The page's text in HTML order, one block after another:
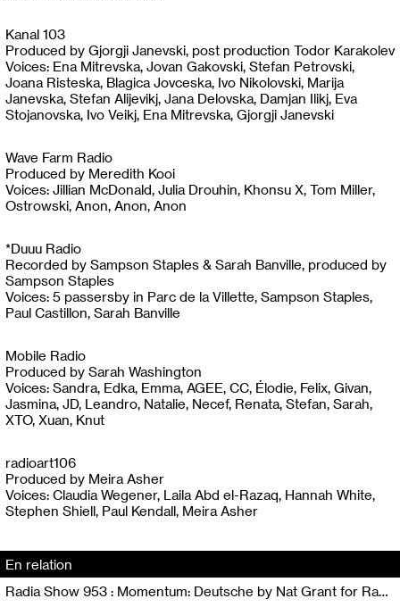
Kanal 103
Produced by Gjorgji Janevski, post production Todor Karakolev
Voices: Ena Mitrevska, Jovan Gakovski, Stefan Petrovski,
Joana Risteska, Blagica Jovceska, Ivo Nikolovski, Marija
Janevska, Stefan Alijevikj, Jana Delovska, Damjan Ilikj, Eva
Stojanovska, Ivo Veikj, Ena Mitrevska, Gjorgji Janevski
Wave Farm Radio
Produced by Meredith Kooi
Voices: Jillian McDonald, Julia Drouhin, Khonsu X, Tom Miller,
Ostrowski, Anon, Anon, Anon
*Duuu Radio
Recorded by Sampson Staples & Sarah Banville, produced by
Sampson Staples
Voices: 5 passersby in Parc de la Villette, Sampson Staples,
Paul Castillon, Sarah Banville
Mobile Radio
Produced by Sarah Washington
Voices: Sandra, Edka, Emma, AGEE, CC, Élodie, Felix, Givan,
Jasmina, JD, Leandro, Natalie, Necef, Renata, Stefan, Sarah,
XTO, Xuan, Knut
radioart106
Produced by Meira Asher
Voices: Claudia Wegener, Laila Abd el-Razaq, Hannah White,
Stephen Shiell, Paul Kendall, Meira Asher
En relation
Radia Show 953 : Momentum: Deutsche by Nat Grant for Radio One NZ